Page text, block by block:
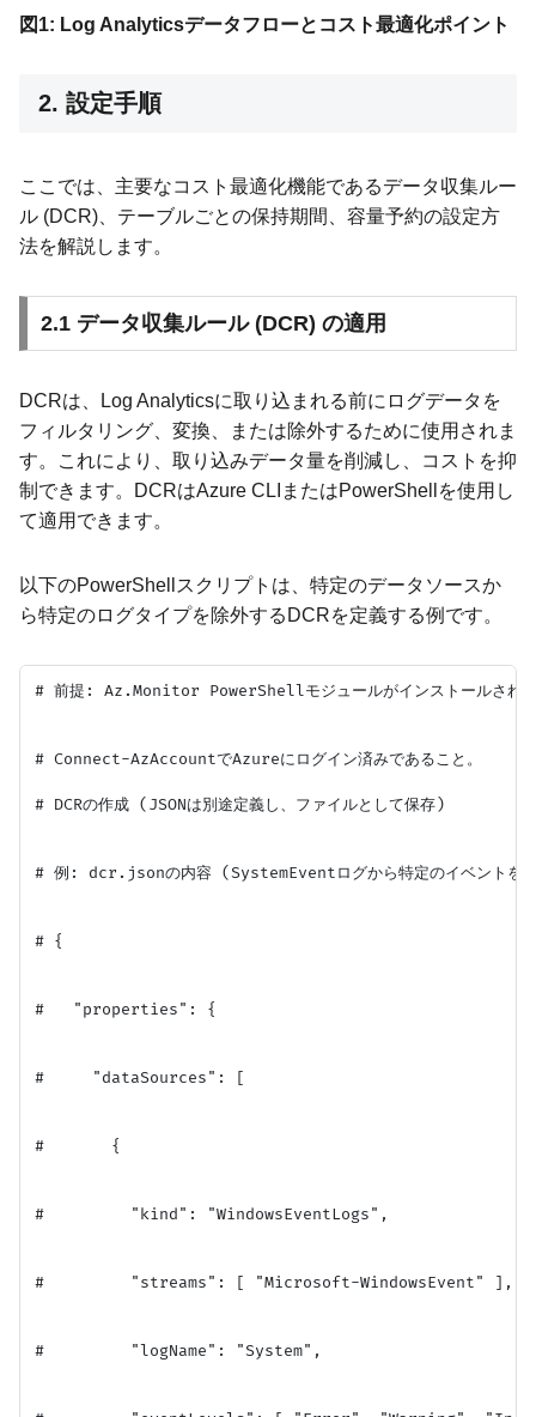
図1: Log Analyticsデータフローとコスト最適化ポイント
2. 設定手順
ここでは、主要なコスト最適化機能であるデータ収集ルー
ル (DCR)、テーブルごとの保持期間、容量予約の設定方
法を解説します。
2.1 データ収集ルール (DCR) の適用
DCRは、Log Analyticsに取り込まれる前にログデータを
フィルタリング、変換、または除外するために使用されま
す。これにより、取り込みデータ量を削減し、コストを抑
制できます。DCRはAzure CLIまたはPowerShellを使用し
て適用できます。
以下のPowerShellスクリプトは、特定のデータソースか
ら特定のログタイプを除外するDCRを定義する例です。
# 前提: Az.Monitor PowerShellモジュールがインストールされて
# Connect-AzAccountでAzureにログイン済みであること。
# DCRの作成 (JSONは別途定義し、ファイルとして保存)
# 例: dcr.jsonの内容 (SystemEventログから特定のイベントを除
# {
#   "properties": {
#     "dataSources": [
#       {
#         "kind": "WindowsEventLogs",
#         "streams": [ "Microsoft-WindowsEvent" ],
#         "logName": "System",